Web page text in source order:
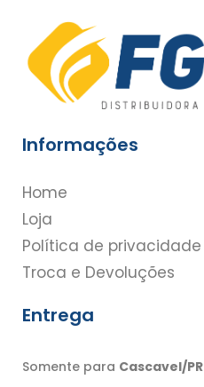
Informações
Home
Loja
Política de privacidade
Troca e Devoluções
Entrega
Somente para Cascavel/PR